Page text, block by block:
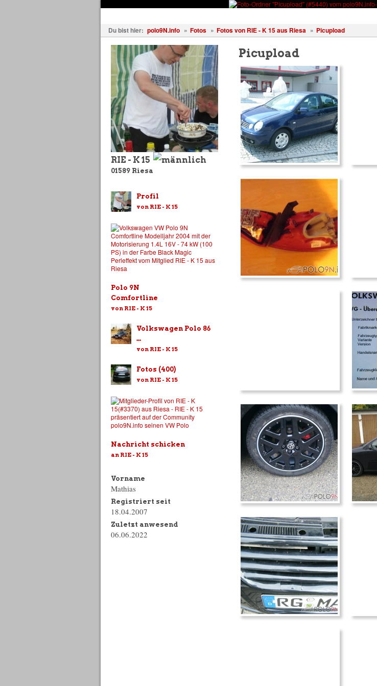
Du bist hier: polo9N.info » Fotos » Fotos von RIE - K 15 aus Riesa » Picupload
RIE - K 15
01589 Riesa
Profil
von RIE - K 15
Polo 9N
Comfortline
von RIE - K 15
Volkswagen Polo 86
...
von RIE - K 15
Fotos (400)
von RIE - K 15
Nachricht schicken
an RIE - K 15
Vorname
Mathias
Registriert seit
18.04.2007
Zuletzt anwesend
06.06.2022
Picupload